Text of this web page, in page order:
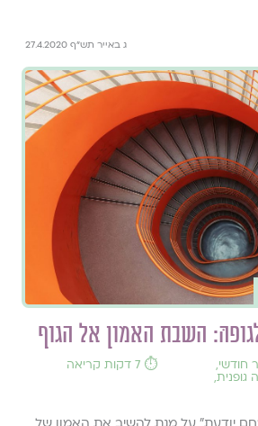
ג באייר תש"ף 27.4.2020
השבת האמון אל הגוף
חודשי,
גופנית,
⏱️ 7 דקות קריאה